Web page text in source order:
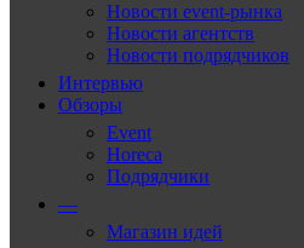
Новости event-рынка
Новости агентств
Новости подрядчиков
Интервью
Обзоры
Event
Horeca
Подрядчики
—
Магазин идей